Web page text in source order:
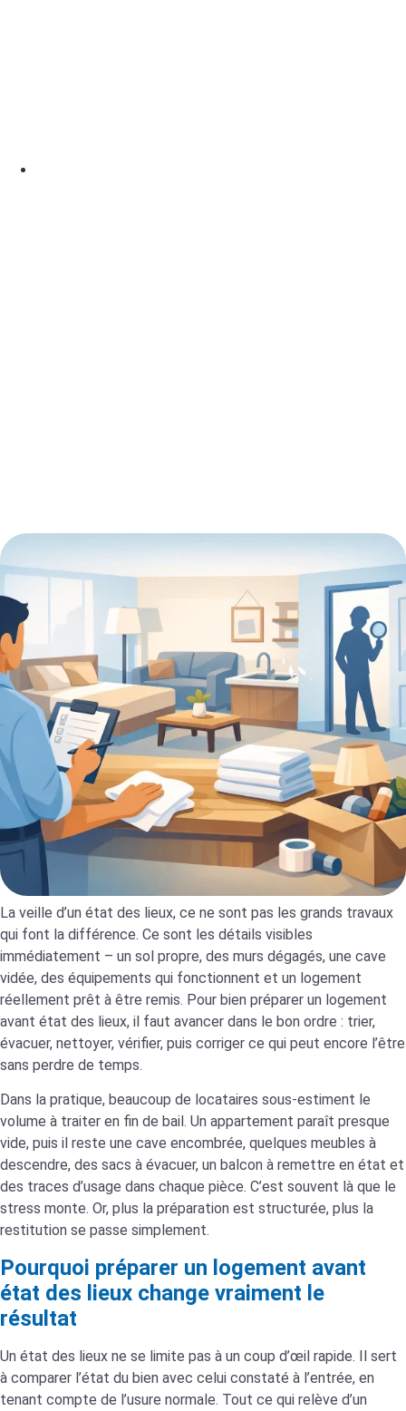
La veille d’un état des lieux, ce ne sont pas les grands travaux
qui font la différence. Ce sont les détails visibles
immédiatement – un sol propre, des murs dégagés, une cave
vidée, des équipements qui fonctionnent et un logement
réellement prêt à être remis. Pour bien préparer un logement
avant état des lieux, il faut avancer dans le bon ordre : trier,
évacuer, nettoyer, vérifier, puis corriger ce qui peut encore l’être
sans perdre de temps.
Dans la pratique, beaucoup de locataires sous-estiment le
volume à traiter en fin de bail. Un appartement paraît presque
vide, puis il reste une cave encombrée, quelques meubles à
descendre, des sacs à évacuer, un balcon à remettre en état et
des traces d’usage dans chaque pièce. C’est souvent là que le
stress monte. Or, plus la préparation est structurée, plus la
restitution se passe simplement.
Pourquoi préparer un logement avant
état des lieux change vraiment le
résultat
Un état des lieux ne se limite pas à un coup d’œil rapide. Il sert
à comparer l’état du bien avec celui constaté à l’entrée, en
tenant compte de l’usure normale. Tout ce qui relève d’un